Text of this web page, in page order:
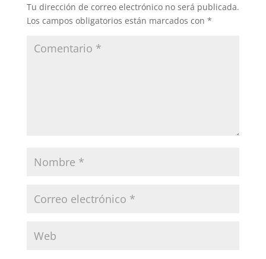
Tu dirección de correo electrónico no será publicada.
Los campos obligatorios están marcados con *